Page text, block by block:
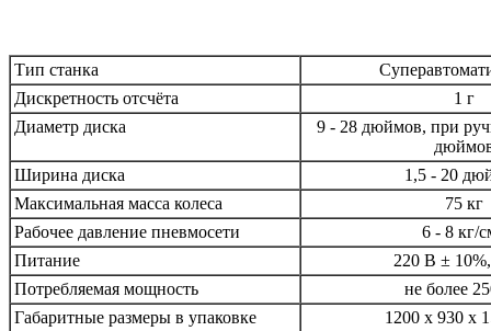
Тип станка
Дискретность отсчёта
1 г
Диаметр диска
9 - 28 дюймов, при
Ширина диска
1,5 - 20
Максимальная масса колеса
75 кг
Рабочее давление пневмосети
6 - 8 кг/
Питание
220 В ±
Потребляемая мощность
не более
Габаритные размеры в упаковке
1200 х 930 х